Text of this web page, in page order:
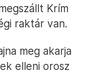
Krím
raktár van.
meg akarja
elleni orosz